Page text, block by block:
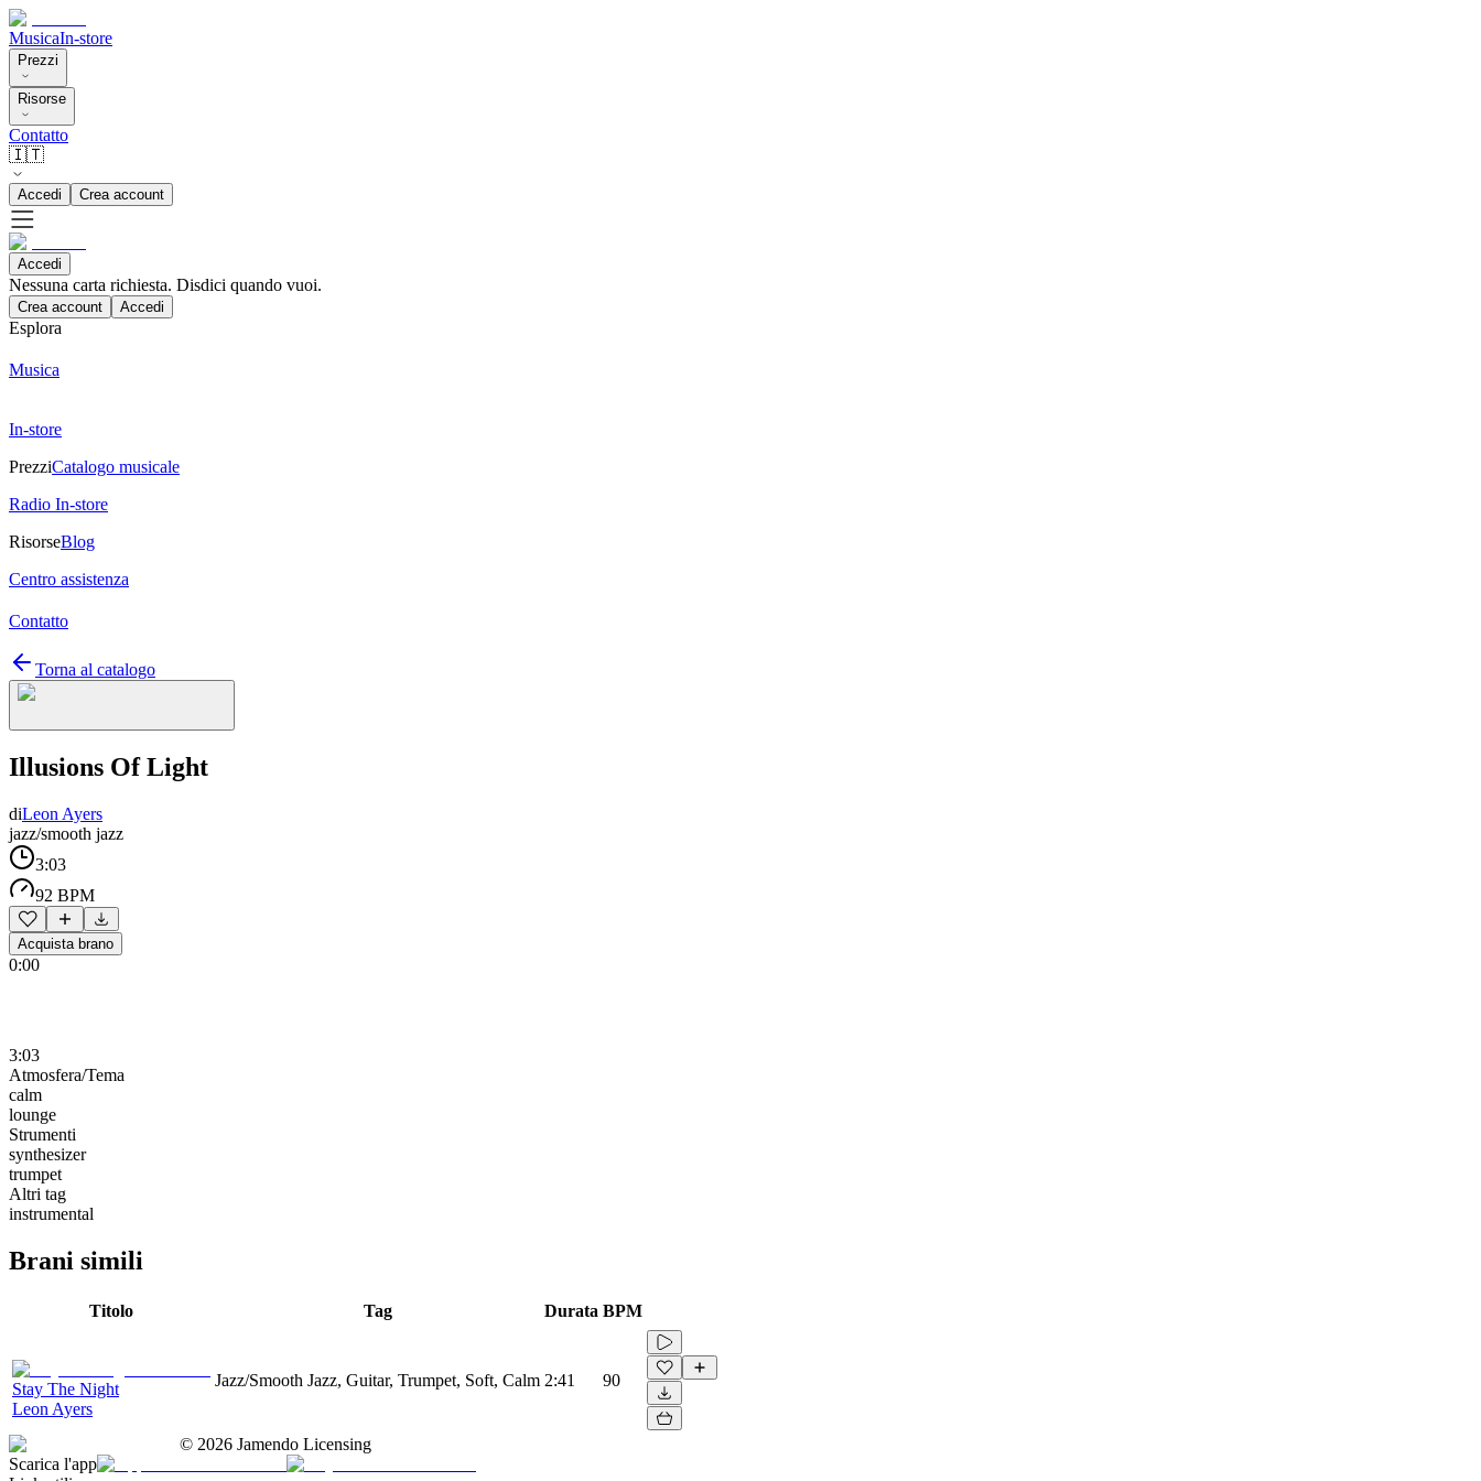
MusicaIn-store
Prezzi
Risorse
Contatto
🇮🇹
Accedi Crea account
Accedi
Nessuna carta richiesta. Disdici quando vuoi.
Crea account Accedi
Esplora
Musica
In-store
PrezziCatalogo musicale
Radio In-store
RisorseBlog
Centro assistenza
Contatto
Torna al catalogo
Illusions Of Light
diLeon Ayers
jazz/smooth jazz
3:03
92 BPM
Acquista brano
0:00
3:03
Atmosfera/Tema
calm
lounge
Strumenti
synthesizer
trumpet
Altri tag
instrumental
Brani simili
Titolo Tag Durata BPM
Stay The Night
Leon Ayers
Jazz/Smooth Jazz, Guitar, Trumpet, Soft, Calm 2:41 90
© 2026 Jamendo Licensing
Scarica l'app